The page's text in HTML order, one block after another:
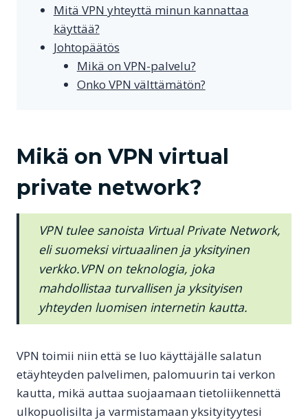
Mitä VPN yhteyttä minun kannattaa
käyttää?
Johtopäätös
Mikä on VPN-palvelu?
Onko VPN välttämätön?
Mikä on VPN virtual
private network?
VPN tulee sanoista Virtual Private Network,
eli suomeksi virtuaalinen ja yksityinen
verkko.VPN on teknologia, joka
mahdollistaa turvallisen ja yksityisen
yhteyden luomisen internetin kautta.
VPN toimii niin että se luo käyttäjälle salatun
etäyhteyden palvelimen, palomuurin tai verkon
kautta, mikä auttaa suojaamaan tietoliikennettä
ulkopuolisilta ja varmistamaan yksityityytesi